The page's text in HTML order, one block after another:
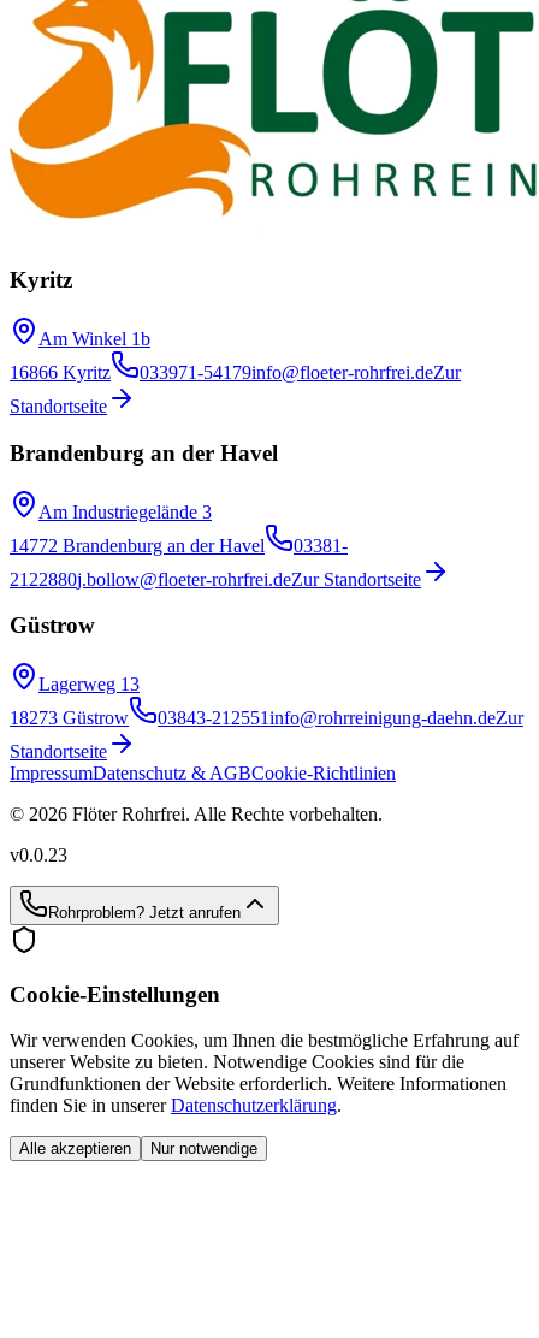
Kyritz
Am Winkel 1b
16866 Kyritz
033971-54179info@floeter-rohrfrei.deZur
Standortseite
Brandenburg an der Havel
Am Industriegelände 3
14772 Brandenburg an der Havel
03381-
2122880j.bollow@floeter-rohrfrei.deZur Standortseite
Güstrow
Lagerweg 13
18273 Güstrow
03843-212551info@rohrreinigung-daehn.deZur
Standortseite
ImpressumDatenschutz & AGBCookie-Richtlinien
© 2026 Flöter Rohrfrei. Alle Rechte vorbehalten.
v0.0.23
Rohrproblem? Jetzt anrufen
Cookie-Einstellungen
Wir verwenden Cookies, um Ihnen die bestmögliche Erfahrung auf
unserer Website zu bieten. Notwendige Cookies sind für die
Grundfunktionen der Website erforderlich. Weitere Informationen
finden Sie in unserer Datenschutzerklärung.
Alle akzeptieren Nur notwendige